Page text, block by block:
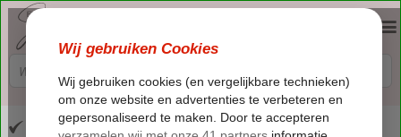
Altijd inclusief huurauto